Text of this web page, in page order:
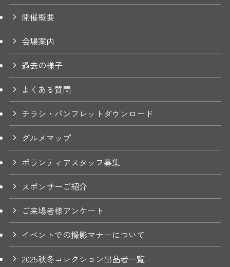
開催概要
会場案内
過去の様子
よくある質問
チラシ・パンフレットダウンロード
グルメマップ
ボランティアスタッフ募集
スポンサーご紹介
ご来場者様アンケート
イベントでの撮影マナーについて
2025秋冬コレクション出品者一覧